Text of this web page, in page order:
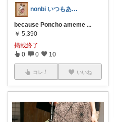
nonbi いつもありがとうございます
because Poncho ameme ...
￥ 5,390
掲載終了
0 0 10
コレ いいね